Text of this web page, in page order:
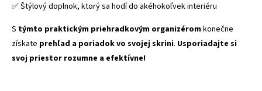
✅ Štýlový doplnok, ktorý sa hodí do akéhokoľvek interiéru
S týmto praktickým priehradkovým organizéromkonečne
získate prehľad a poriadok vo svojej skrini. Usporiadajte si
svoj priestor rozumne a efektívne!